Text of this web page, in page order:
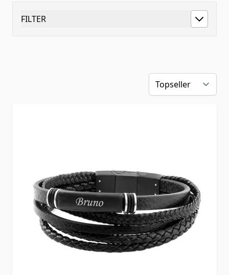
FILTER